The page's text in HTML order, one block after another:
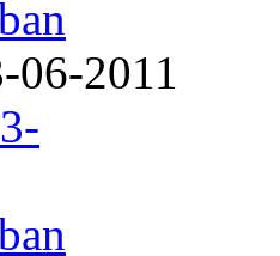
06-2011